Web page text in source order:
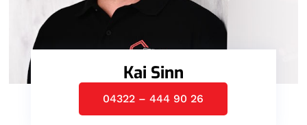
Kai Sinn
04322 – 444 90 26